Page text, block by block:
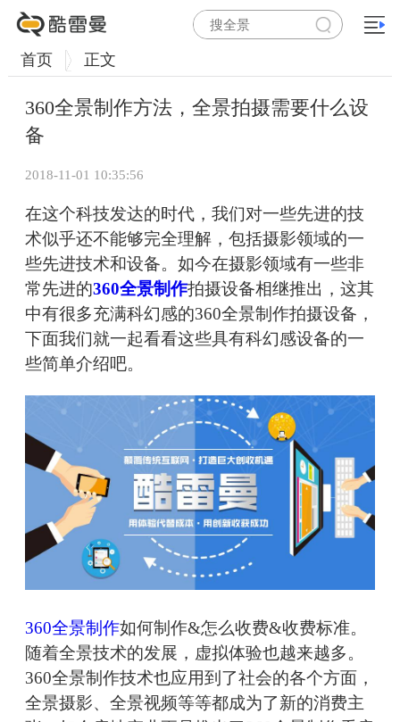
首页 正文
360全景制作方法，全景拍摄需要什么设
备
2018-11-01 10:35:56
在这个科技发达的时代，我们对一些先进的技
术似乎还不能够完全理解，包括摄影领域的一
些先进技术和设备。如今在摄影领域有一些非
常先进的360全景制作拍摄设备相继推出，这其
中有很多充满科幻感的360全景制作拍摄设备，
下面我们就一起看看这些具有科幻感设备的一
些简单介绍吧。
360全景制作如何制作&怎么收费&收费标准。
随着全景技术的发展，虚拟体验也越来越多。
360全景制作技术也应用到了社会的各个方面，
全景摄影、全景视频等等都成为了新的消费主